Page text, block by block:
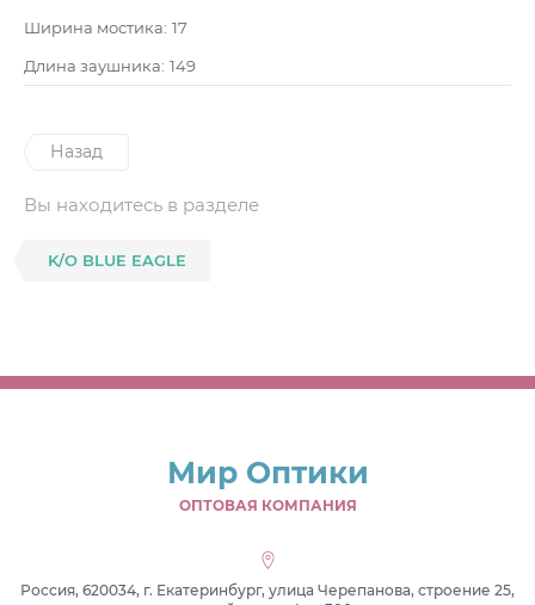
Ширина мостика: 17
Длина заушника: 149
Назад
Вы находитесь в разделе
K/O BLUE EAGLE
Мир Оптики
ОПТОВАЯ КОМПАНИЯ
Россия, 620034, г. Екатеринбург, улица Черепанова, строение 25,